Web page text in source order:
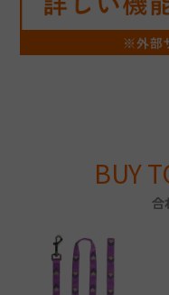
BUY
合